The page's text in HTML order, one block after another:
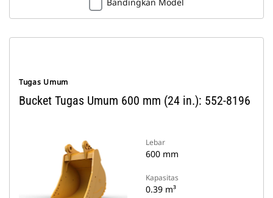
Tugas Umum
Bucket Tugas Umum 600 mm (24 in.): 552-8196
Lebar
600 mm
Kapasitas
0.39 m³